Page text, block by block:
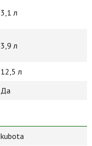
3,1 л
3,9 л
12,5 л
Да
kubota